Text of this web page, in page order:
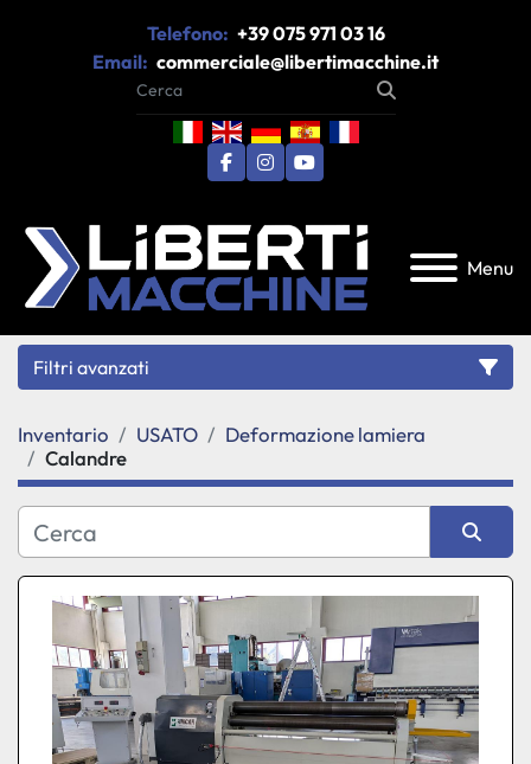
Telefono: +39 075 971 03 16
Email: commerciale@libertimacchine.it
facebook
instagram
youtube
Menu
Filtri avanzati
Categoria
Produttore
Modello
Condizione
Inventario USATO
Deformazione lamiera
Calandre
Ordina per